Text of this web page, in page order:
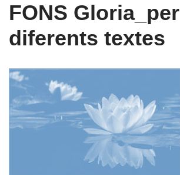
FONS Gloria_per
diferents textes